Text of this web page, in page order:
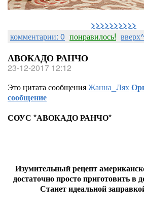
>>>>>>>>>>
комментарии: 0 понравилось! вверх^
АВОКАДО РАНЧО
23-12-2017 12:12
Это цитата сообщенияЖанна_Лях
сообщение
СОУС *АВОКАДО РАНЧО*
Изумительный рецепт
достаточно просто приготовить в
Станет идеальной